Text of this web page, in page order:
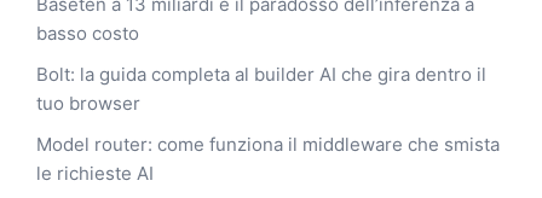
Baseten a 13 miliardi e il paradosso dell’inferenza a
basso costo
Bolt: la guida completa al builder AI che gira dentro il
tuo browser
Model router: come funziona il middleware che smista
le richieste AI